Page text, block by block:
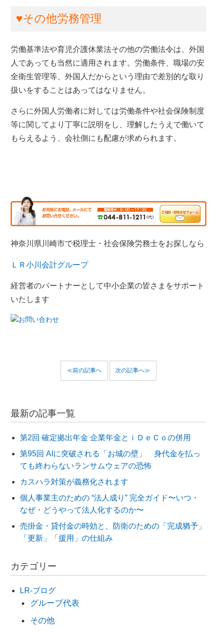
♥その他労務管理
労働基準法や育児介護休業法その他の労働法令は、外国
人であっても当然に適用されます。労働条件、職場の安
全衛生管理等、外国人だからという理由で差別的な取り
扱いをすることはあってはなりません。
さらに外国人労働者に対しては労働条件や社会保険制度
等に関してより丁寧に説明をし、理解したうえで働いて
もらえるよう、会社側にも配慮が求められます。
神奈川県川崎市で税理士・社会保険労務士をお探しなら
ＬＲ小川会計グループ
経営者のパートナーとして中小企業の皆さまをサポート
いたします
≪前の記事へ 次の記事へ≫
最新の記事一覧
第2回 確定拠出年金 企業年金とｉＤｅＣｏの併用
第95回 AIに突破される「お城の壁」 身代金を払っ
ても終わらないランサムウェアの恐怖
カスハラ対策が義務化されます
個人事業主のための “法人成り” 完全ガイド〜いつ・
なぜ・どうやって法人化するのか〜
売掛金・貸付金の時効と、防衛のための「完成猶予」
「更新」「援用」の仕組み
カテゴリー
LR-ブログ
グループ代表
その他